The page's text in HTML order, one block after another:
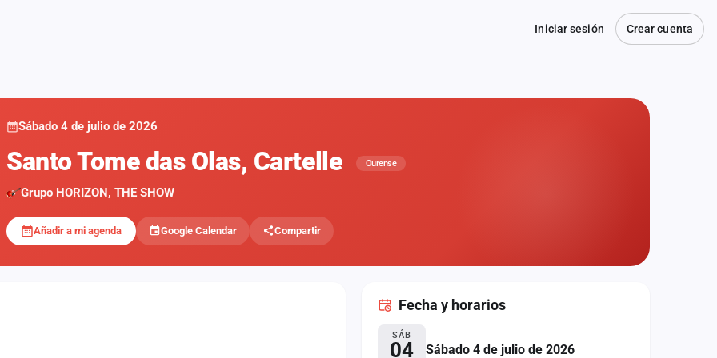
Iniciar sesión Crear cuenta
Sábado 4 de julio de 2026
Santo Tome das Olas, Cartelle Ourense
Grupo HORIZON, THE SHOW
Añadir a mi agenda Google Calendar Compartir
Fecha y horarios
SÁB
04 Sábado 4 de julio de 2026